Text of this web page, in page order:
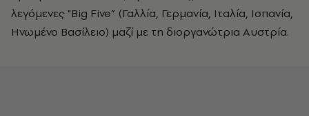
λεγόμενες "Big Five” (Γαλλία, Γερμανία, Ιταλία, Ισπανία,
Ηνωμένο Βασίλειο) μαζί με τη διοργανώτρια Αυστρία.